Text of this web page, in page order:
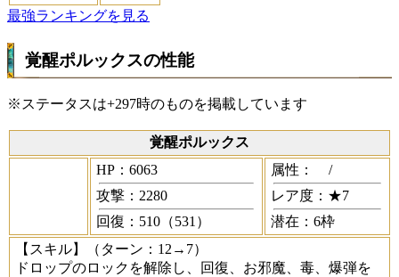
最強ランキングを見る
覚醒ポルックスの性能
※ステータスは+297時のものを掲載しています
覚醒ポルックス
HP：6063
攻撃：2280
回復：510（531）
属性：
/
レア度：★7
潜在：6枠
【スキル】
（ターン：12→7）
ドロップのロックを解除し、回復、お邪魔、毒、爆弾を